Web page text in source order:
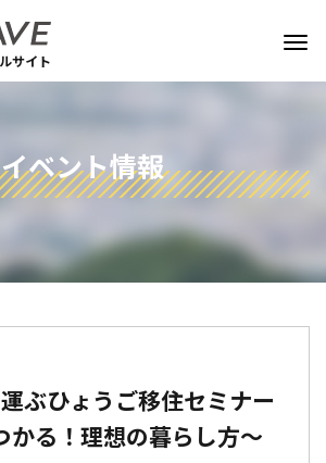
サイト
イベント情報
ぶひょうご移住セミナー
かる！理想の暮らし方〜